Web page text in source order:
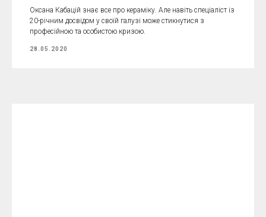
Оксана Кабацій знає все про кераміку. Але навіть спеціаліст із
20-річним досвідом у своїй галузі може стикнутися з
професійною та особистою кризою.
28.05.2020